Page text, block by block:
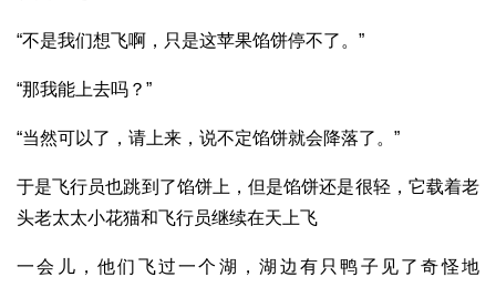
“不是我们想飞啊，只是这苹果馅饼停不了。”
“那我能上去吗？”
“当然可以了，请上来，说不定馅饼就会降落了。”
于是飞行员也跳到了馅饼上，但是馅饼还是很轻，它载着老
头老太太小花猫和飞行员继续在天上飞
一会儿，他们飞过一个湖，湖边有只鸭子见了奇怪地